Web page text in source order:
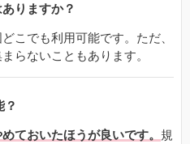
りますか？
こでも利用可能です。ただ、
らないこともあります。
？
ておいたほうが良いです。 規